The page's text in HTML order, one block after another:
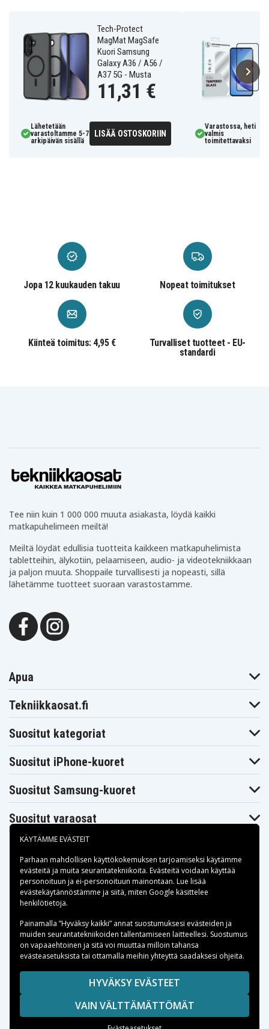
Tech-Protect
MagMat MagSafe
Kuori Samsung
Galaxy A36 / A56 /
A37 5G - Musta
11,31 €
Lähetetään
varastoltamme 5-7
arkipäivän sisällä
LISÄÄ OSTOSKORIIN
Varastossa, heti
valmis
toimitettavaksi
Jopa 12 kuukauden takuu Nopeat toimitukset
Kiinteä toimitus: 4,95 €
Turvalliset tuotteet - EU-
standardi
Tee niin kuin 1 000 000 muuta asiakasta, löydä kaikki
matkapuhelimeen meiltä!
Meiltä löydät edullisia tuotteita kaikkeen matkapuhelimista
tabletteihin, älykotiin, pelaamiseen, audio- ja videotekniikkaan
ja paljon muuta. Shoppaile turvallisesti ja nopeasti, sillä
lähetämme tuotteet suoraan varastostamme.
Apua
Tekniikkaosat.fi
Suositut kategoriat
Suositut iPhone-kuoret
Suositut Samsung-kuoret
Suositut varaosat
Maksuvaihtoehdot
Toimitusvaihtoehdot
Copyright © 2026, Spares Nordic AB
SIVULLA MAINITUT TAVARAMERKIT OVAT OMISTAJIENSA
OMAISUUTTA.
KÄYTÄMME EVÄSTEIT
Parhaan mahdollisen käyttökokemuksen tarjoamiseksi käytämme
evästeitä ja muita seurantatekniikoita. Evästeitä voidaan käyttää
personoituun ja ei-personoituun mainontaan. Lue lisää
evästekäytännöstämme ja siitä, miten Google käsittelee
henkilötietoja.
Painamalla ”Hyväksy kaikki” annat suostumuksesi evästeiden ja
muiden seurantatekniikoiden tallentamiseen laitteellesi. Suostumus
on vapaaehtoinen ja sitä voi muuttaa milloin tahansa
evästeasetuksista tai ottamalla meihin yhteyttä saadaksesi ohjeita.
HYVÄKSY EVÄSTEET
VAIN VÄLTTÄMÄTTÖMÄT